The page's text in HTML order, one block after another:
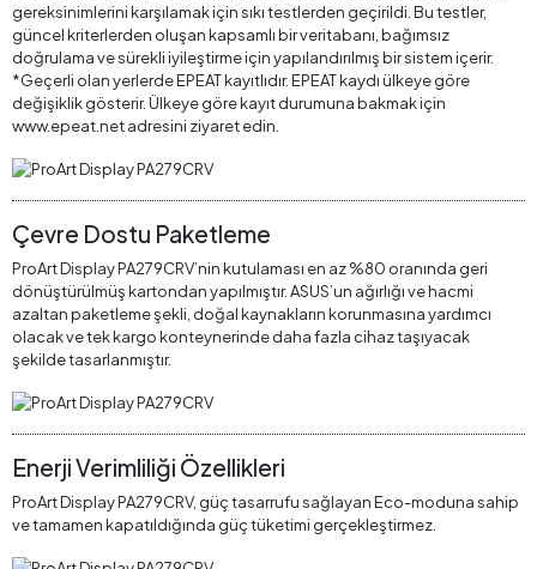
gereksinimlerini karşılamak için sıkı testlerden geçirildi. Bu testler,
güncel kriterlerden oluşan kapsamlı bir veritabanı, bağımsız
doğrulama ve sürekli iyileştirme için yapılandırılmış bir sistem içerir.
*Geçerli olan yerlerde EPEAT kayıtlıdır. EPEAT kaydı ülkeye göre
değişiklik gösterir. Ülkeye göre kayıt durumuna bakmak için
www.epeat.net adresini ziyaret edin.
Çevre Dostu Paketleme
ProArt Display PA279CRV’nin kutulaması en az %80 oranında geri
dönüştürülmüş kartondan yapılmıştır. ASUS’un ağırlığı ve hacmi
azaltan paketleme şekli, doğal kaynakların korunmasına yardımcı
olacak ve tek kargo konteynerinde daha fazla cihaz taşıyacak
şekilde tasarlanmıştır.
Enerji Verimliliği Özellikleri
ProArt Display PA279CRV, güç tasarrufu sağlayan Eco-moduna sahip
ve tamamen kapatıldığında güç tüketimi gerçekleştirmez.